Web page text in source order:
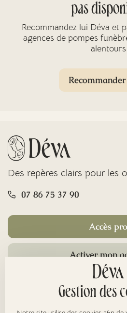
pas
Recommandez lui Déva et
agences de pompes
alentours
Des repères clairs pour les
07 86 75 37 90
Accès pro
Activer mon
Gestion des